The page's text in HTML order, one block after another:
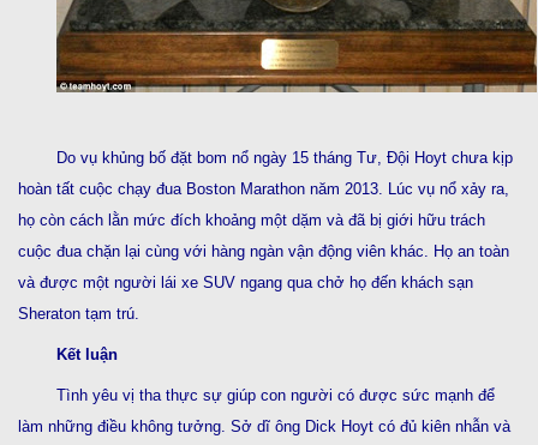
Do vụ khủng bố đặt bom nổ ngày 15 tháng Tư, Đội Hoyt chưa kịp
hoàn tất cuộc chạy đua Boston Marathon năm 2013. Lúc vụ nổ xảy ra,
họ còn cách lằn mức đích khoảng một dặm và đã bị giới hữu trách
cuộc đua chặn lại cùng với hàng ngàn vận động viên khác. Họ an toàn
và được một người lái xe SUV ngang qua chở họ đến khách sạn
Sheraton tạm trú.
Kết luận
Tình yêu vị tha thực sự giúp con người có được sức mạnh để
làm những điều không tưởng. Sở dĩ ông Dick Hoyt có đủ kiên nhẫn và